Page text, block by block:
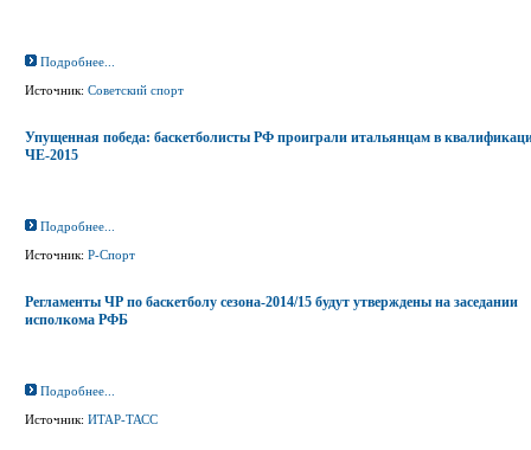
Подробнее...
Источник: Советский спорт
Упущенная победа: баскетболисты РФ проиграли итальянцам в
ЧЕ-2015
Подробнее...
Источник: Р-Спорт
Регламенты ЧР по баскетболу сезона-2014/15 будут утверждены на заседании
исполкома РФБ
Подробнее...
Источник: ИТАР-ТАСС